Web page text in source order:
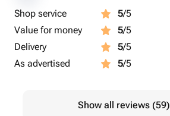
Shop service 5/5
Value for money
5/5
Delivery
5/5
As advertised
5/5
Show all reviews (59)